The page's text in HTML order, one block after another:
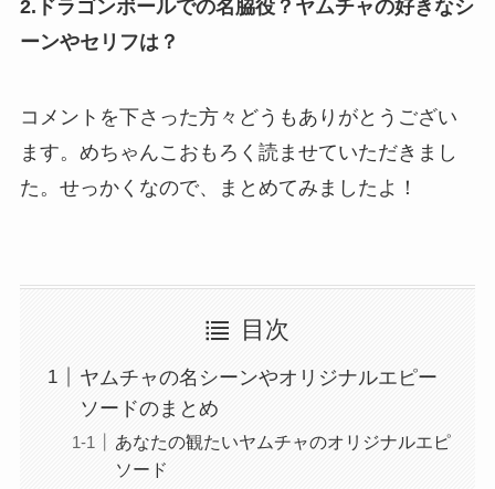
2.ドラゴンボールでの名脇役？ヤムチャの好きなシ
ーンやセリフは？
コメントを下さった方々どうもありがとうござい
ます。めちゃんこおもろく読ませていただきまし
た。せっかくなので、まとめてみましたよ！
目次
ヤムチャの名シーンやオリジナルエピー
ソードのまとめ
あなたの観たいヤムチャのオリジナルエピ
ソード